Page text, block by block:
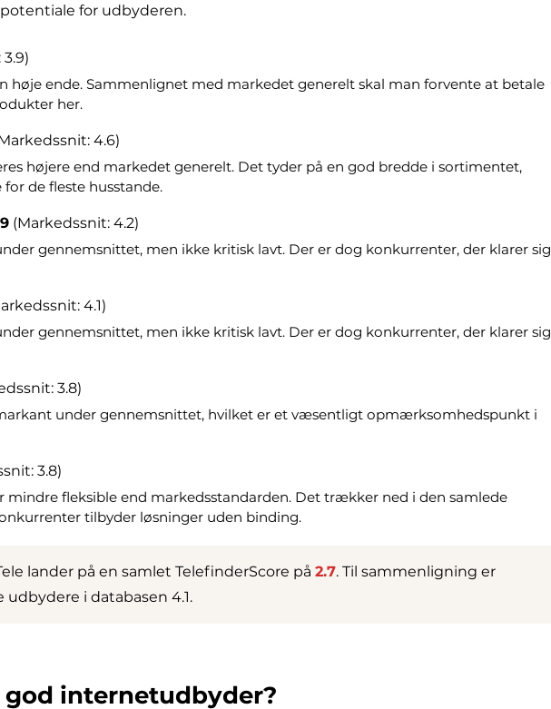
for udbyderen.
høje ende. Sammenlignet med markedet generelt skal man forvente at betale
her.
4.6)
højere end markedet generelt. Det tyder på en god bredde i sortimentet,
de fleste husstande.
(Markedssnit: 4.2)
gennemsnittet, men ikke kritisk lavt. Der er dog konkurrenter, der klarer sig
4.1)
gennemsnittet, men ikke kritisk lavt. Der er dog konkurrenter, der klarer sig
3.8)
under gennemsnittet, hvilket er et væsentligt opmærksomhedspunkt i
3.8)
mindre fleksible end markedsstandarden. Det trækker ned i den samlede
tilbyder løsninger uden binding.
lander på en samlet TelefinderScore på 2.7. Til sammenligning er
i databasen 4.1.
god internetudbyder?